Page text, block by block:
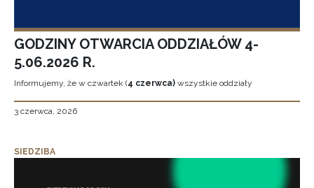
GODZINY OTWARCIA ODDZIAŁÓW 4-
5.06.2026 R.
Informujemy, że w czwartek (4 czerwca) wszystkie oddziały
3 czerwca, 2026
SIEDZIBA